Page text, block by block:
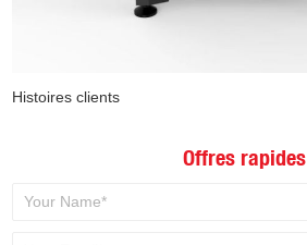
Histoires clients
Offres rapides